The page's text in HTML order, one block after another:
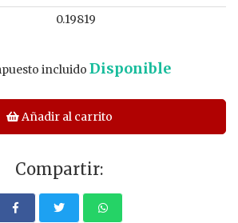
0.19819
incluido Disponible
Añadir al carrito
Compartir: